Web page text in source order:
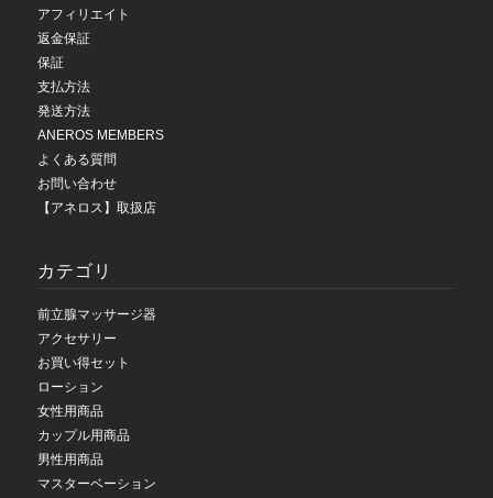
アフィリエイト
返金保証
保証
支払方法
発送方法
ANEROS MEMBERS
よくある質問
お問い合わせ
【アネロス】取扱店
カテゴリ
前立腺マッサージ器
アクセサリー
お買い得セット
ローション
女性用商品
カップル用商品
男性用商品
マスターベーション